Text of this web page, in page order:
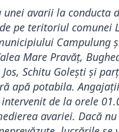
unei avarii la conducta
pe teritoriul comunei
Campulung
Mare Pravăț,
Jos, Schitu Golești și
apă potabila. Angajații
intervenit de la orele
avariei. Dacă